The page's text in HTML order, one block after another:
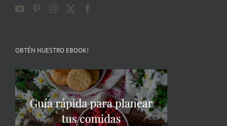
OBTÉN NUESTRO EBOOK!